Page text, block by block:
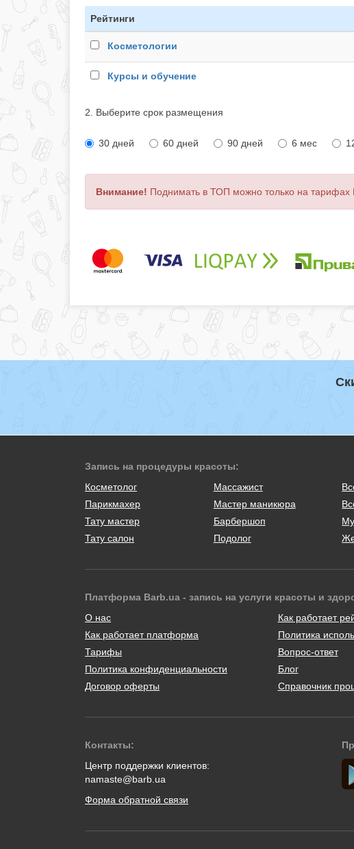
Рейтинги
Косметологии
Курсы и обучение
2. Выберите срок размещения
30 дней 60 дней 90 дней 6 мес
Внимание! Поднимать в ТОП можно только на тарифах
Запись на процедуры красоты:
Косметолог
Массажист
Парикмахер
Мастер маникюра
Тату мастер
Барбершоп
Тату салон
Подолог
Платформа Barb.ua - запись на услуги красоты и
О нас
Как работает платформа
Тарифы
Политика конфиденциальности
Договор оферты
Как работает
Политика
Вопрос-ответ
Блог
Справочник
Контакты:
Центр поддержки клиентов:
namaste@barb.ua
Форма обратной связи